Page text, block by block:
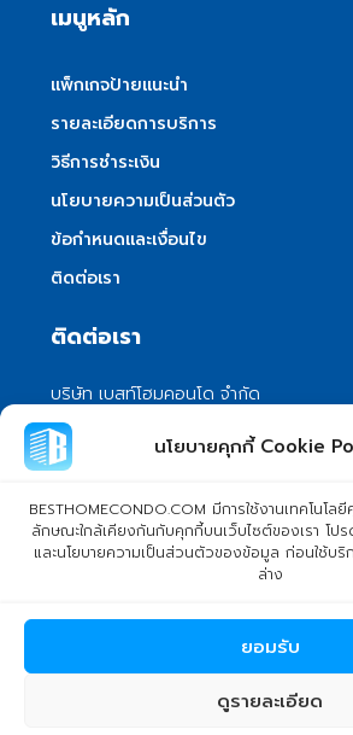
นโยบายคุกกี้ Cookie
BESTHOMECONDO.COM มีการใช้งานเทคโนโ
ลักษณะใกล้เคียงกันกับคุกกี้บนเว็บไซต์ของเรา โป
และนโยบายความเป็นส่วนตัวของข้อมูล ก่อนใช้บริ
ล่าง
ยอมรับ
ดูรายละเอียด
เมนูหลัก
แพ็กเกจป้ายแนะนำ
รายละเอียดการบริการ
วิธีการชำระเงิน
นโยบายความเป็นส่วนตัว
ข้อกำหนดและเงื่อนไข
ติดต่อเรา
ติดต่อเรา
บริษัท เบสท์โฮมคอนโด จำกัด
101/399 หมู่ 7 แขวงลําผักชี เขตหนอ
กรุงเทพมหานคร 10530
info@besthomecondo.com
© Copyright 2024 BESTHOMECONDO